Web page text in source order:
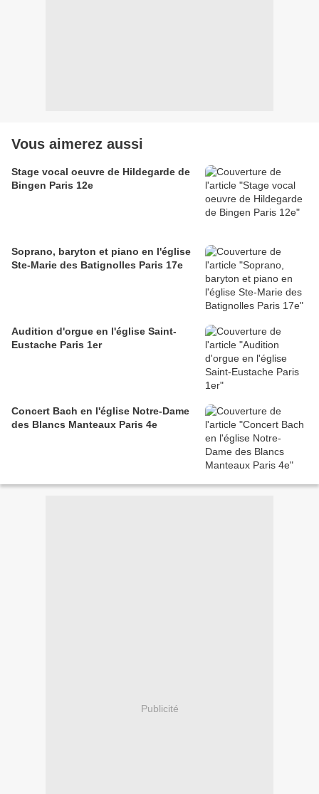
Vous aimerez aussi
Stage vocal oeuvre de Hildegarde de
Bingen Paris 12e
Soprano, baryton et piano en l'église
Ste-Marie des Batignolles Paris 17e
Audition d'orgue en l'église Saint-
Eustache Paris 1er
Concert Bach en l'église Notre-Dame
des Blancs Manteaux Paris 4e
Publicité